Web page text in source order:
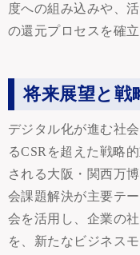
度への組み込みや、
の還元プロセスを確
将来展望と戦
デジタル化が進む社
るCSRを超えた戦略
される大阪・関西万
会課題解決が主要テ
会を活用し、企業の
を、新たなビジネス